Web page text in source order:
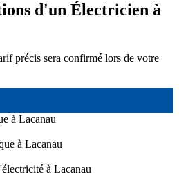
d'un Électricien à
précis sera confirmé lors de votre
à Lacanau
à Lacanau
à Lacanau